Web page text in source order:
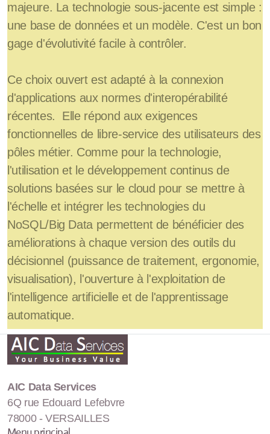
majeure. La technologie sous-jacente est simple :
une base de données et un modèle. C'est un bon
gage d'évolutivité facile à contrôler.
Ce choix ouvert est adapté à la connexion
d'applications aux normes d'interopérabilité
récentes. Elle répond aux exigences
fonctionnelles de libre-service des utilisateurs des
pôles métier. Comme pour la technologie,
l'utilisation et le développement continus de
solutions basées sur le cloud pour se mettre à
l'échelle et intégrer les technologies du
NoSQL/Big Data permettent de bénéficier des
améliorations à chaque version des outils du
décisionnel (puissance de traitement, ergonomie,
visualisation), l'ouverture à l'exploitation de
l'intelligence artificielle et de l'apprentissage
automatique.
AIC Data Services
6Q rue Edouard Lefebvre
78000 - VERSAILLES